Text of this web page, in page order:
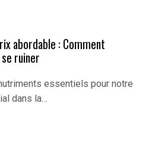
abordable : Comment
ruiner
essentiels pour notre
dans la…